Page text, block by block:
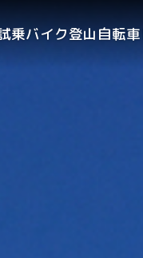
乗バイク登山 自転車